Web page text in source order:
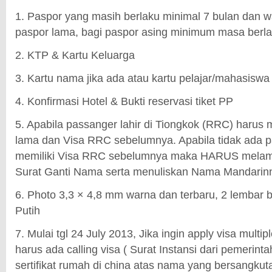
1. Paspor yang masih berlaku minimal 7 bulan dan
paspor lama, bagi paspor asing minimum masa
2. KTP & Kartu Keluarga
3. Kartu nama jika ada atau kartu pelajar/mahasiswa
4. Konfirmasi Hotel & Bukti reservasi tiket PP
5. Apabila passanger lahir di Tiongkok (RRC) harus
lama dan Visa RRC sebelumnya. Apabila tidak ada
memiliki Visa RRC sebelumnya maka HARUS
Surat Ganti Nama serta menuliskan Nama
6. Photo 3,3 × 4,8 mm warna dan terbaru, 2 lembar
Putih
7. Mulai tgl 24 July 2013, Jika ingin apply visa
harus ada calling visa ( Surat Instansi dari
sertifikat rumah di china atas nama yang